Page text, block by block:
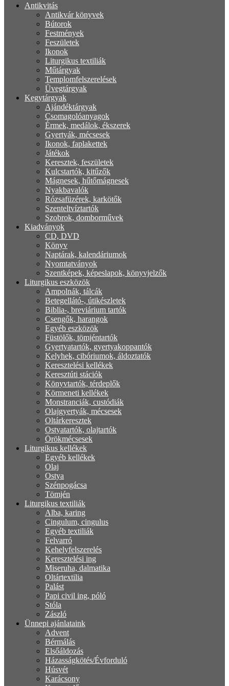
Antikvitás
Antikvár könyvek
Bútorok
Festmények
Feszületek
Ikonok
Liturgikus textiliák
Műtárgyak
Templomfelszerelések
Üvegtárgyak
Kegytárgyak
Ajándéktárgyak
Csomagolóanyagok
Érmek, medálok, ékszerek
Gyertyák, mécsesek
Ikonok, faplakettek
Játékok
Keresztek, feszületek
Kulcstartók, kitűzők
Mágnesek, hűtőmágnesek
Nyakbavalók
Rózsafüzérek, karkötők
Szenteltvíztartók
Szobrok, domborművek
Kiadványok
CD, DVD
Könyv
Naptárak, kalendáriumok
Nyomtatványok
Szentképek, képeslapok, könyvjelzők
Liturgikus eszközök
Ampolnák, tálcák
Betegellátó-, útikészletek
Biblia-, breviárium tartók
Csengők, harangok
Egyéb eszközök
Füstölők, tömjéntartók
Gyertyatartók, gyertyakoppantók
Kelyhek, cibóriumok, áldoztatók
Keresztelési kellékek
Keresztúti stációk
Könyvtartók, térdeplők
Körmeneti kellékek
Monstranciák, custódiák
Olajgyertyák, mécsesek
Oltárkeresztek
Ostyatartók, olajtartók
Örökmécsesek
Liturgikus kellékek
Egyéb kellékek
Olaj
Ostya
Szénpogácsa
Tömjén
Liturgikus textiliák
Alba, karing
Cingulum, cingulus
Egyéb textiliák
Felvarró
Kehelyfelszerelés
Keresztelési ing
Miseruha, dalmatika
Oltártextilia
Palást
Papi civil ing, póló
Stóla
Zászló
Ünnepi ajánlataink
Advent
Bérmálás
Elsőáldozás
Házasságkötés/Évforduló
Húsvét
Karácsony